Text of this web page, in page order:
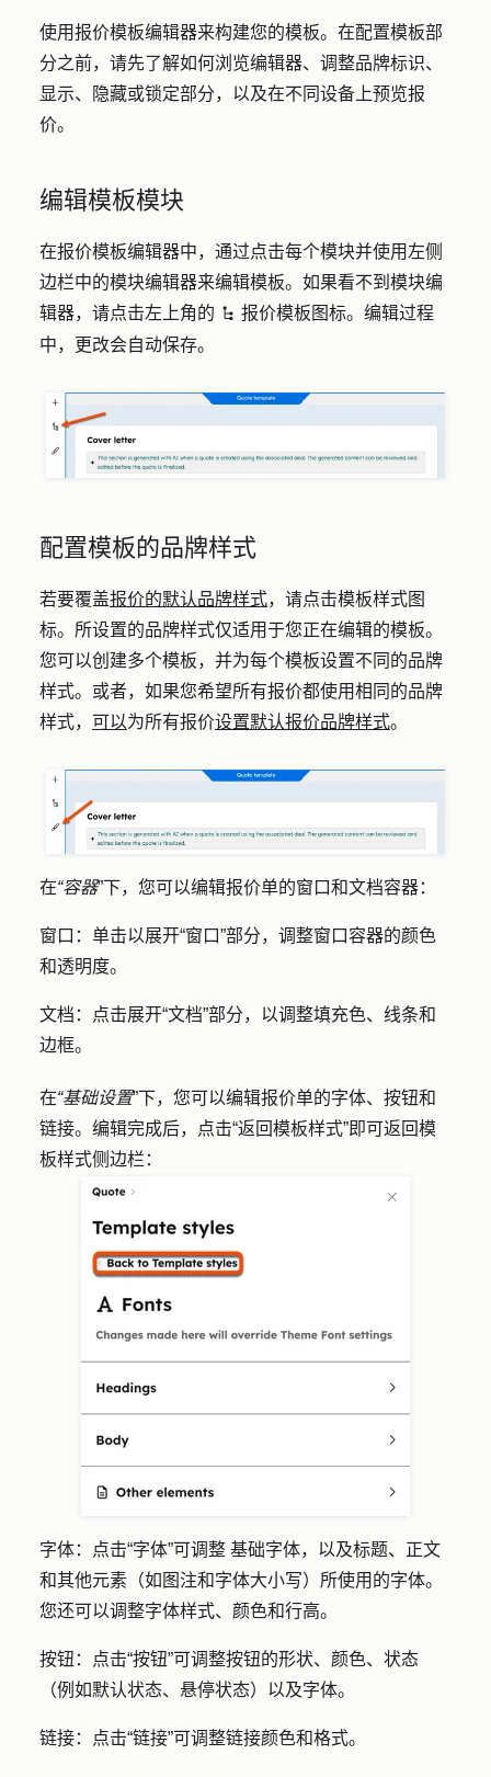
使用报价模板编辑器来构建您的模板。在配置模板部
分之前，请先了解如何浏览编辑器、调整品牌标识、
显示、隐藏或锁定部分，以及在不同设备上预览报
价。
编辑模板模块
在报价模板编辑器中，通过点击每个模块并使用左侧
边栏中的模块编辑器来编辑模板。如果看不到模块编
辑器，请点击左上角的 siteTree 报价模板 图标。编辑过程
中，更改会自动保存。
配置模板的品牌样式
若要覆盖报价的默认品牌样式，请点击模板样式图
标。所设置的品牌样式仅适用于您正在编辑的模板。
您可以创建多个模板，并为每个模板设置不同的品牌
样式。或者，如果您希望所有报价都使用相同的品牌
样式， 可以为所有报价设置默认报价品牌样式。
在“容器”下，您可以编辑报价单的窗口和文档容器：
窗口： 单击以展开“窗口”部分，调整窗口容器的颜色
和透明度。
文档： 点击展开“文档”部分，以调整填充色、线条和
边框。
在“基础设置”下，您可以编辑报价单的字体、按钮和
链接。编辑完成后，点击“返回模板样式”即可返回模
板样式侧边栏：
字体： 点击“字体”可调整 基础字体，以及标题、正文
和其他元素（如图注和字体大小写）所使用的字体。
您还可以调整字体样式、颜色和行高。
按钮： 点击“按钮”可调整按钮的形状、颜色、状态
（例如默认状态、悬停状态）以及字体。
链接： 点击“链接”可调整链接颜色和格式。